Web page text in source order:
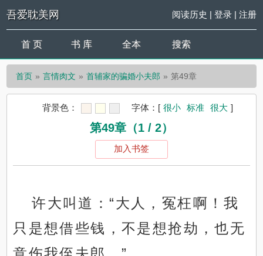
吾爱耽美网 阅读历史 | 登录| 注册
首 页 书 库 全本 搜索
首页 言情肉文 首辅家的骗婚小夫郎 第49章
背景色： 字体： [ 很小 标准 很大 ]
第49章（1 / 2）
加入书签
许大叫道：“大人，冤枉啊！我
只是想借些钱，不是想抢劫，也无